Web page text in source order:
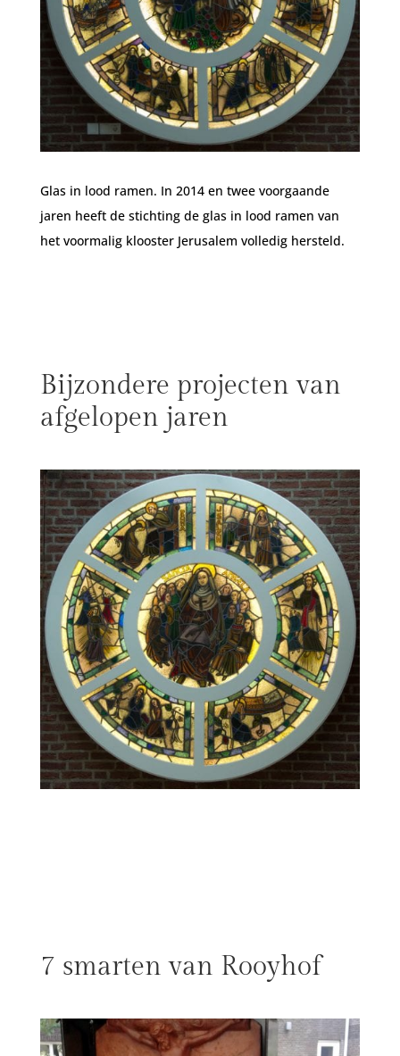
Glas in lood ramen. In 2014 en twee voorgaande
jaren heeft de stichting de glas in lood ramen van
het voormalig klooster Jerusalem volledig hersteld.
Bijzondere projecten van
afgelopen jaren
7 smarten van Rooyhof